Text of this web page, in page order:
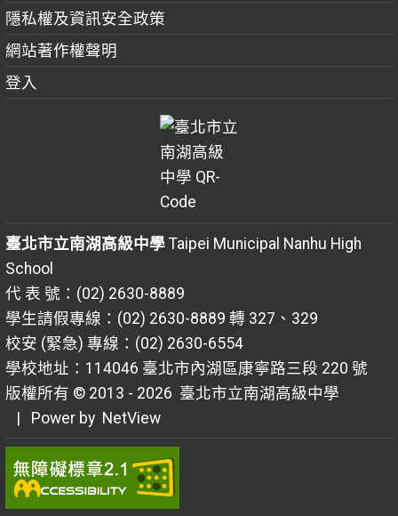
隱私權及資訊安全政策
網站著作權聲明
登入
臺北市立南湖高級中學Taipei Municipal Nanhu High
School
代 表 號：(02) 2630-8889
學生請假專線：(02) 2630-8889 轉 327、329
校安 (緊急) 專線：(02) 2630-6554
學校地址：114046 臺北市內湖區康寧路三段 220 號
版權所有 © 2013 - 2026 臺北市立南湖高級中學
| Power by NetView